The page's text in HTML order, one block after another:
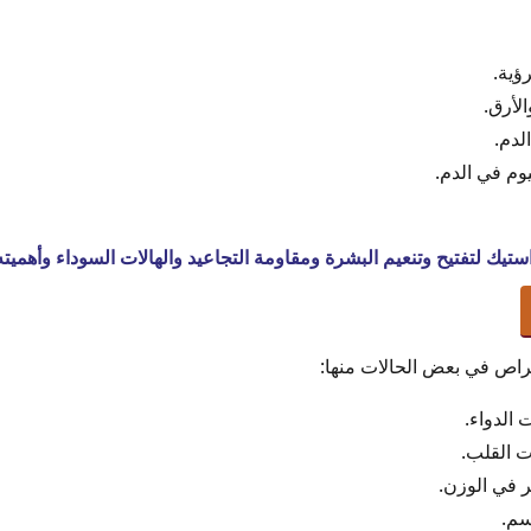
في الدم.
لتفتيح وتنعيم البشرة ومقاومة التجاعيد والهالات السوداء
في بعض الحالات منها:
القلب.
في الوزن.